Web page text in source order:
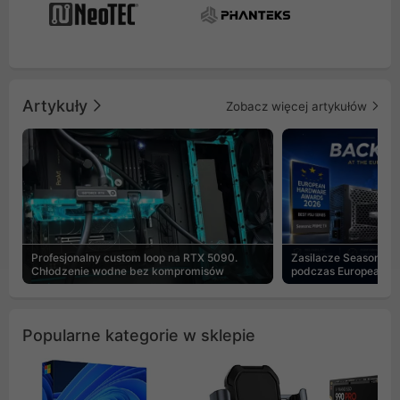
Artykuły Zobacz więcej artykułów
Profesjonalny custom loop na RTX 5090.
Chłodzenie wodne bez kompromisów
Zasilacze Seasonic
podczas European
Popularne kategorie w sklepie